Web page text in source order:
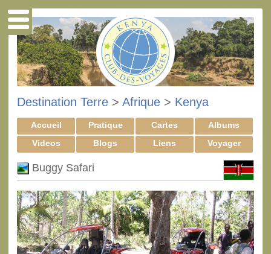
Destination Terre > Afrique > Kenya
Accueil Pratique Cartes
Albums
Videos
Blogs Liens Voyager
Buggy Safari